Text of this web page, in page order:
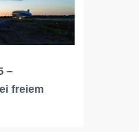
–
freiem